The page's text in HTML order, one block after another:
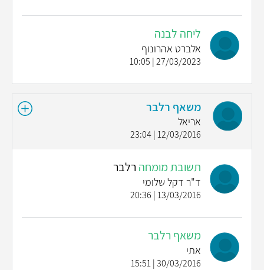
ליחה לבנה
אלברט אהרונוף
27/03/2023 | 10:05
משאף רלבר
אריאל
12/03/2016 | 23:04
תשובת מומחה רלבר
ד"ר דקל שלומי
13/03/2016 | 20:36
משאף רלבר
אתי
30/03/2016 | 15:51